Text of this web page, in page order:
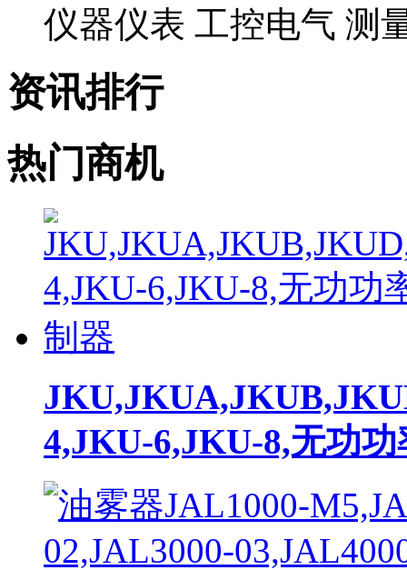
仪器仪表 工控电气 测
资讯排行
热门商机
4,JKU-6,JKU-8,无功